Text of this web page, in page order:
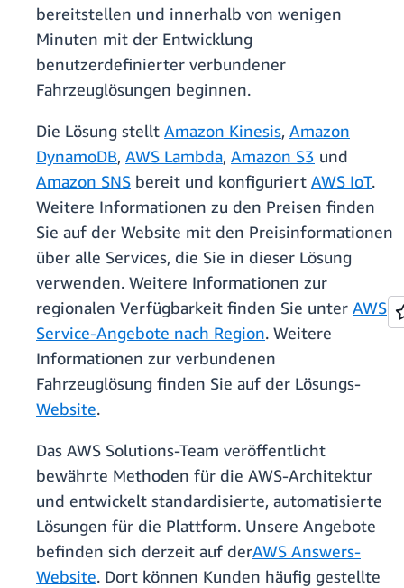
bereitstellen und innerhalb von wenigen
Minuten mit der Entwicklung
benutzerdefinierter verbundener
Fahrzeuglösungen beginnen.
Die Lösung stellt Amazon Kinesis, Amazon
DynamoDB, AWS Lambda, Amazon S3 und
Amazon SNS bereit und konfiguriert AWS IoT.
Weitere Informationen zu den Preisen finden
Sie auf der Website mit den Preisinformationen
über alle Services, die Sie in dieser Lösung
verwenden. Weitere Informationen zur
regionalen Verfügbarkeit finden Sie unter AWS
Service-Angebote nach Region. Weitere
Informationen zur verbundenen
Fahrzeuglösung finden Sie auf der Lösungs-
Website.
Das AWS Solutions-Team veröffentlicht
bewährte Methoden für die AWS-Architektur
und entwickelt standardisierte, automatisierte
Lösungen für die Plattform. Unsere Angebote
befinden sich derzeit auf derAWS Answers-
Website. Dort können Kunden häufig gestellte